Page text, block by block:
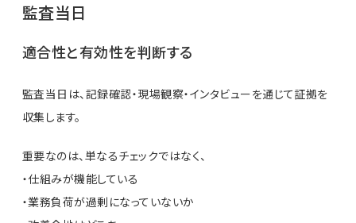
監査当日
適合性と有効性を判断する
監査当日は、記録確認・現場観察・インタビューを通じて証拠を
収集します。
重要なのは、単なるチェックではなく、
・仕組みが機能している
・業務負荷が過剰になっていないか